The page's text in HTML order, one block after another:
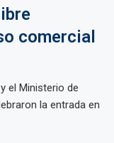
comercial
el Ministerio de
la entrada en